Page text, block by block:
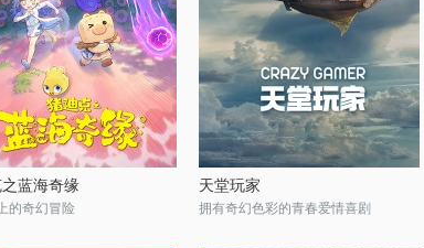
蓝海奇缘
的奇幻冒险
天堂玩家
拥有奇幻色彩的青春爱情喜剧